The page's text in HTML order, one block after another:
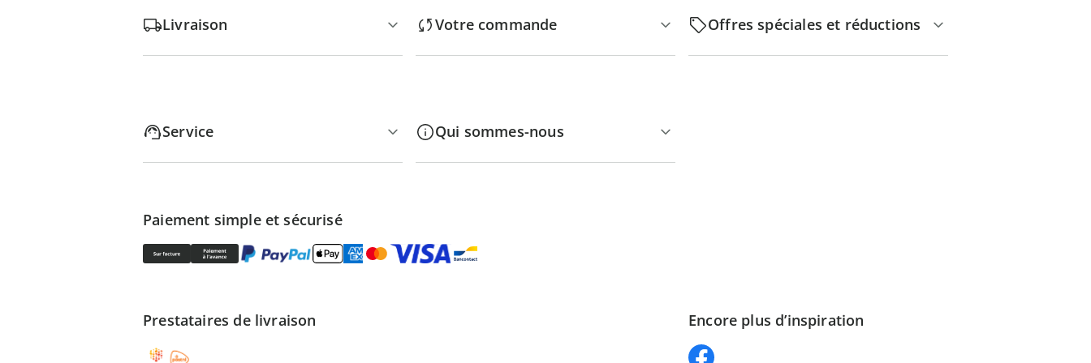
Livraison Votre commande Offres spéciales et réductions
Service Qui sommes-nous
Paiement simple et sécurisé
Prestataires de livraison Encore plus d’inspiration